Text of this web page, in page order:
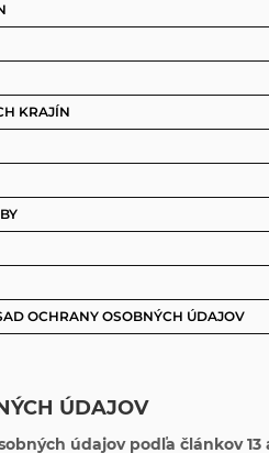
KRAJÍN
OCHRANY OSOBNÝCH ÚDAJOV
ÚDAJOV
údajov podľa článkov 13